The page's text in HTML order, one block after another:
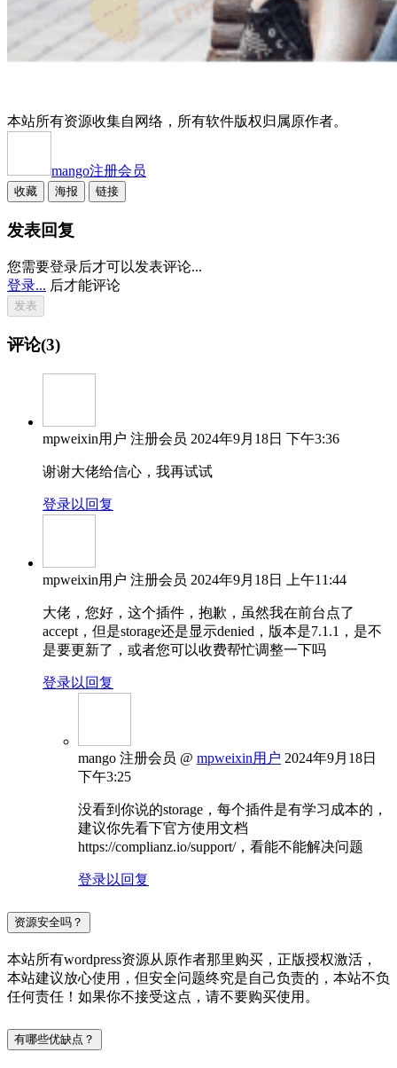
本站所有资源收集自网络，所有软件版权归属原作者。
mango注册会员
收藏 海报 链接
发表回复
您需要登录后才可以发表评论...
登录... 后才能评论
评论(3)
mpweixin用户 注册会员 2024年9月18日 下午3:36
谢谢大佬给信心，我再试试
登录以回复
mpweixin用户 注册会员 2024年9月18日 上午11:44
大佬，您好，这个插件，抱歉，虽然我在前台点了
accept，但是storage还是显示denied，版本是7.1.1，是不
是要更新了，或者您可以收费帮忙调整一下吗
登录以回复
mango 注册会员 @ mpweixin用户 2024年9月18日
下午3:25
没看到你说的storage，每个插件是有学习成本的，
建议你先看下官方使用文档
https://complianz.io/support/，看能不能解决问题
登录以回复
资源安全吗？
本站所有wordpress资源从原作者那里购买，正版授权激活，
本站建议放心使用，但安全问题终究是自己负责的，本站不负
任何责任！如果你不接受这点，请不要购买使用。
有哪些优缺点？